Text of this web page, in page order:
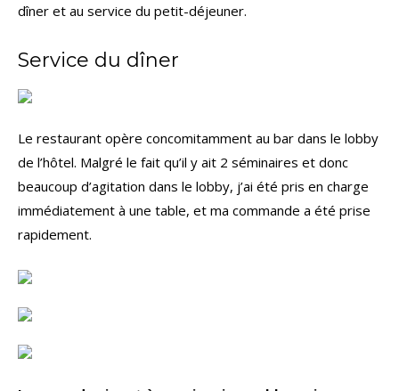
dîner et au service du petit-déjeuner.
Service du dîner
Le restaurant opère concomitamment au bar dans le lobby
de l’hôtel. Malgré le fait qu’il y ait 2 séminaires et donc
beaucoup d’agitation dans le lobby, j’ai été pris en charge
immédiatement à une table, et ma commande a été prise
rapidement.